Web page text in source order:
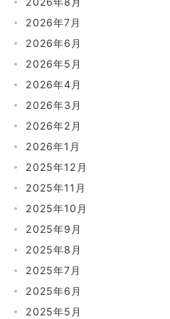
2026年7月
2026年6月
2026年5月
2026年4月
2026年3月
2026年2月
2026年1月
2025年12月
2025年11月
2025年10月
2025年9月
2025年8月
2025年7月
2025年6月
2025年5月